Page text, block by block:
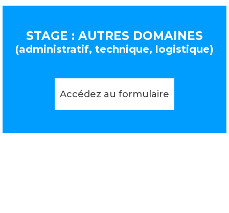
STAGE : AUTRES DOMAINES
(administratif, technique, logistique)
Accédez au formulaire